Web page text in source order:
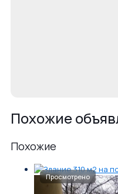
Похожие
Похожие